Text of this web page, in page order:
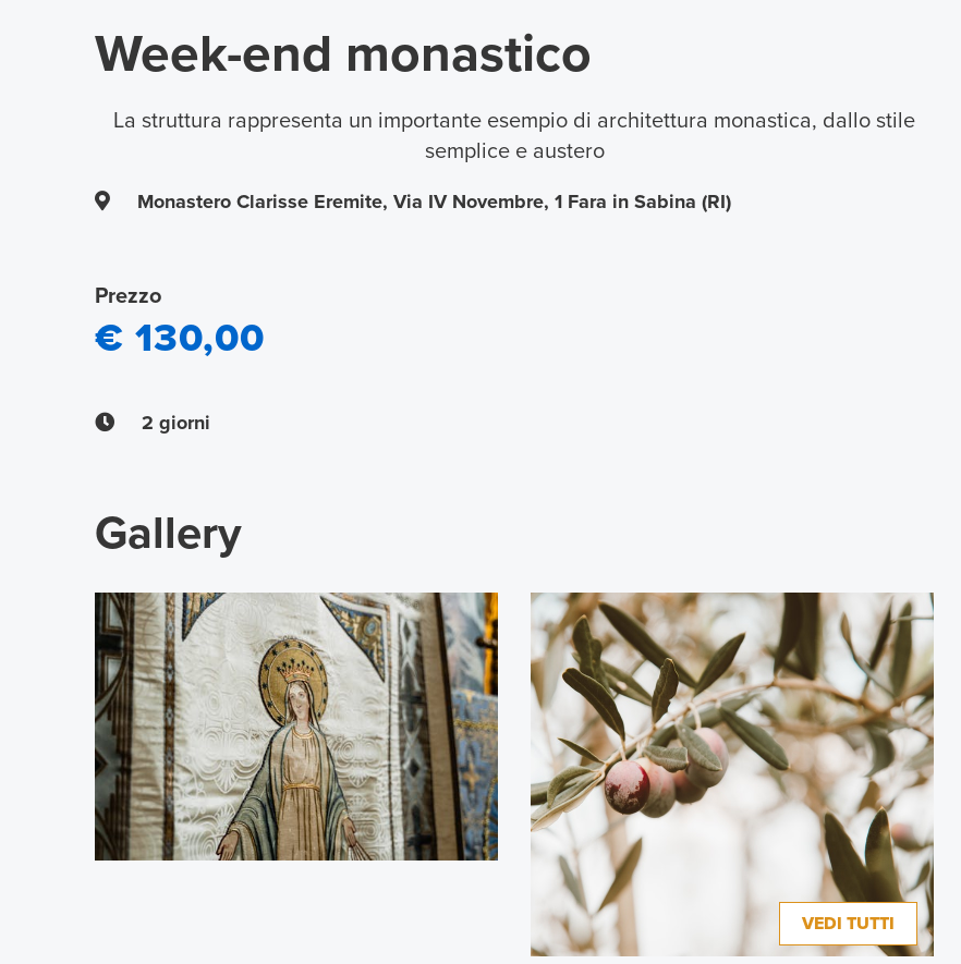
Week-end monastico
La struttura rappresenta un importante esempio di architettura monastica, dallo stile
semplice e austero
Monastero Clarisse Eremite, Via IV Novembre, 1 Fara in Sabina (RI)
Prezzo
€ 130,00
2 giorni
Gallery
VEDI TUTTI
VEDI TUTTI